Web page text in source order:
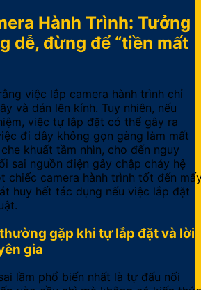
Hành Trình: Tưởng
dễ, đừng để “tiền mất
việc lắp camera hành trình chỉ
và dán lên kính. Tuy nhiên, nếu
việc tự lắp đặt có thể gây ra
đi dây không gọn gàng làm mất
khuất tầm nhìn, cho đến nguy
sai nguồn điện gây chập cháy hệ
chiếc camera hành trình tốt đến
huy hết tác dụng nếu việc lắp đặt
gặp khi tự lắp đặt và lời
gia
lầm phổ biến nhất là tự đấu nối